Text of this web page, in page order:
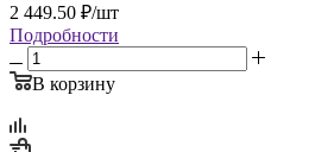
2 449.50 ₽/шт
Подробности
В корзину